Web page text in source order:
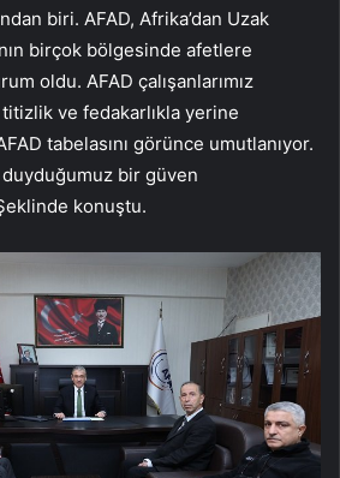
biri. AFAD, Afrika’dan Uzak
birçok bölgesinde afetlere
oldu. AFAD çalışanlarımız
ve fedakarlıkla yerine
tabelasını görünce umutlanıyor.
bir güven
konuştu.